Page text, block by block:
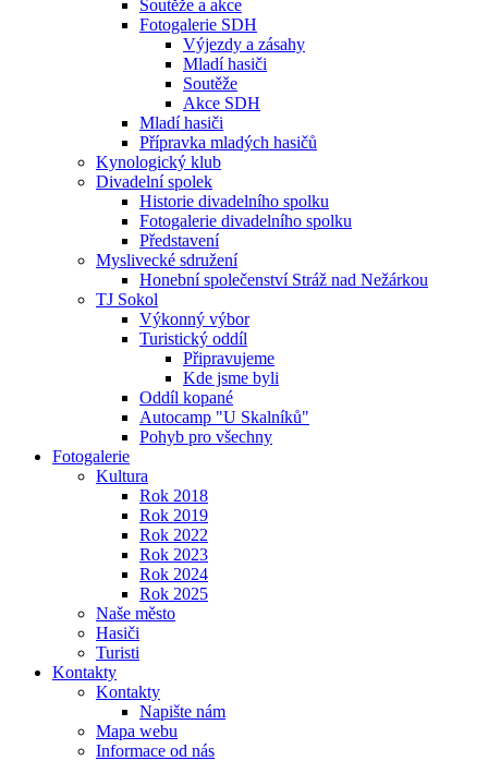
Soutěže a akce
Fotogalerie SDH
Výjezdy a zásahy
Mladí hasiči
Soutěže
Akce SDH
Mladí hasiči
Přípravka mladých hasičů
Kynologický klub
Divadelní spolek
Historie divadelního spolku
Fotogalerie divadelního spolku
Představení
Myslivecké sdružení
Honební společenství Stráž nad Nežárkou
TJ Sokol
Výkonný výbor
Turistický oddíl
Připravujeme
Kde jsme byli
Oddíl kopané
Autocamp "U Skalníků"
Pohyb pro všechny
Fotogalerie
Kultura
Rok 2018
Rok 2019
Rok 2022
Rok 2023
Rok 2024
Rok 2025
Naše město
Hasiči
Turisti
Kontakty
Kontakty
Napište nám
Mapa webu
Informace od nás